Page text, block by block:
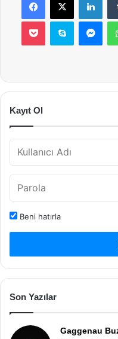
Pocket Skype
Kayıt Ol
Beni hatırla
Son Yazılar
Gaggenau